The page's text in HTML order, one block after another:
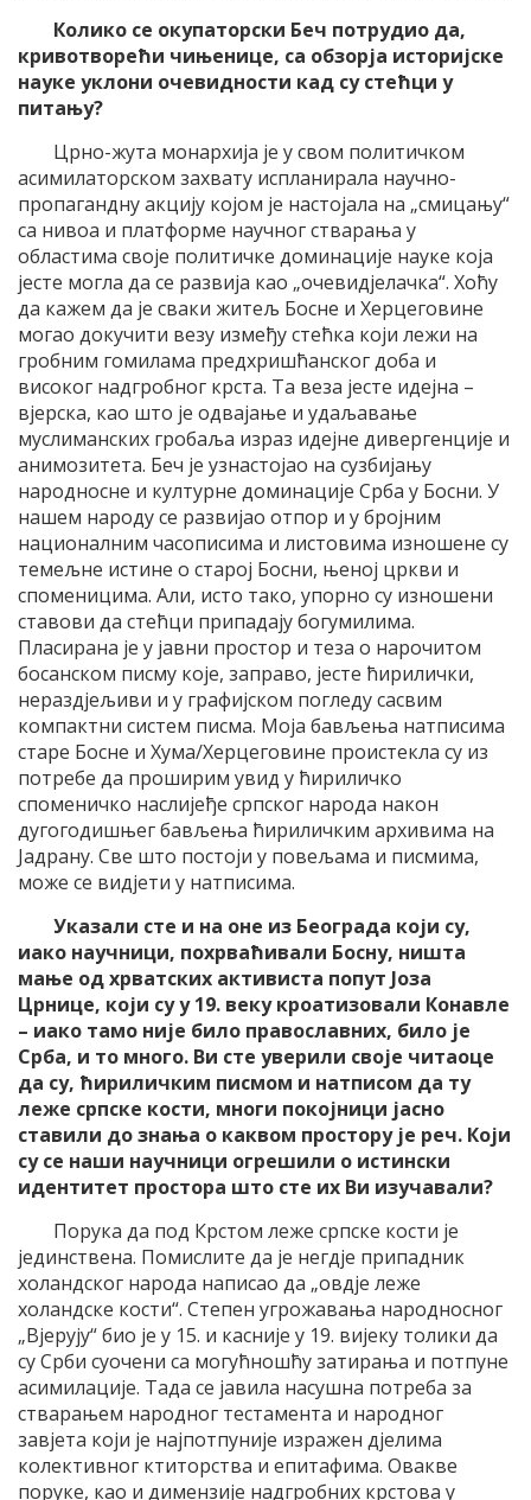
Колико се окупаторски Беч потрудио да,
кривотворећи чињенице, са обзорја историјске
науке уклони очевидности кад су стећци у
питању?
Црно-жута монархија је у свом политичком
асимилаторском захвату испланирала научно-
пропагандну акцију којом је настојала на „смицању“
са нивоа и платформе научног стварања у
областима своје политичке доминације науке која
јесте могла да се развија као „очевидјелачка“. Хоћу
да кажем да је сваки житељ Босне и Херцеговине
могао докучити везу између стећка који лежи на
гробним гомилама предхришћанског доба и
високог надгробног крста. Та веза јесте идејна –
вјерска, као што је одвајање и удаљавање
муслиманских гробаља израз идејне дивергенције и
анимозитета. Беч је узнастојао на сузбијању
народносне и културне доминације Срба у Босни. У
нашем народу се развијао отпор и у бројним
националним часописима и листовима изношене су
темељне истине о старој Босни, њеној цркви и
споменицима. Али, исто тако, упорно су изношени
ставови да стећци припадају богумилима.
Пласирана је у јавни простор и теза о нарочитом
босанском писму које, заправо, јесте ћирилички,
нераздјељиви и у графијском погледу сасвим
компактни систем писма. Моја бављења натписима
старе Босне и Хума/Херцеговине проистекла су из
потребе да проширим увид у ћириличко
споменичко наслијеђе српског народа након
дугогодишњег бављења ћириличким архивима на
Јадрану. Све што постоји у повељама и писмима,
може се видјети у натписима.
Указали сте и на оне из Београда који су,
иако научници, похрваћивали Босну, ништа
мање од хрватских активиста попут Јоза
Црнице, који су у 19. веку кроатизовали Конавле
– иако тамо није било православних, било је
Срба, и то много. Ви сте уверили своје читаоце
да су, ћириличким писмом и натписом да ту
леже српске кости, многи покојници јасно
ставили до знања о каквом простору је реч. Који
су се наши научници огрешили о истински
идентитет простора што сте их Ви изучавали?
Порука да под Крстом леже српске кости је
јединствена. Помислите да је негдје припадник
холандског народа написао да „овдје леже
холандске кости“. Степен угрожавања народносног
„Вјерују“ био је у 15. и касније у 19. вијеку толики да
су Срби суочени са могућношћу затирања и потпуне
асимилације. Тада се јавила насушна потреба за
стварањем народног тестамента и народног
завјета који је најпотпуније изражен дјелима
колективног ктиторства и епитафима. Овакве
поруке, као и димензије надгробних крстова у